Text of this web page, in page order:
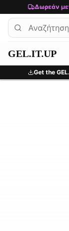
Μετάβαση στο
Δωρεάν
GEL.IT.UP
Get the